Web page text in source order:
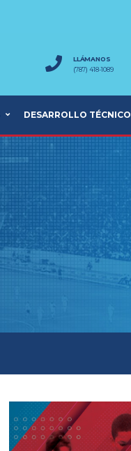
LLÁMANOS
(787) 418-1089
DESARROLLO TÉCNICO